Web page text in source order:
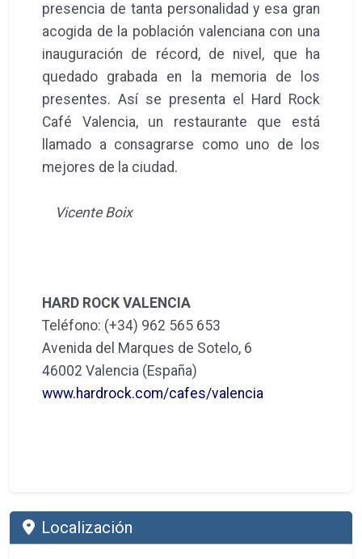
presencia de tanta personalidad y esa gran
acogida de la población valenciana con una
inauguración de récord, de nivel, que ha
quedado grabada en la memoria de los
presentes. Así se presenta el Hard Rock
Café Valencia, un restaurante que está
llamado a consagrarse como uno de los
mejores de la ciudad.
Vicente Boix
HARD ROCK VALENCIA
Teléfono: (+34) 962 565 653
Avenida del Marques de Sotelo, 6
46002 Valencia (España)
www.hardrock.com/cafes/valencia
Localización